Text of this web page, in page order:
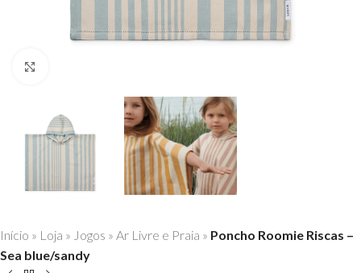
Início » Loja » Jogos » Ar Livre e Praia » Poncho Roomie Riscas –
Sea blue/sandy